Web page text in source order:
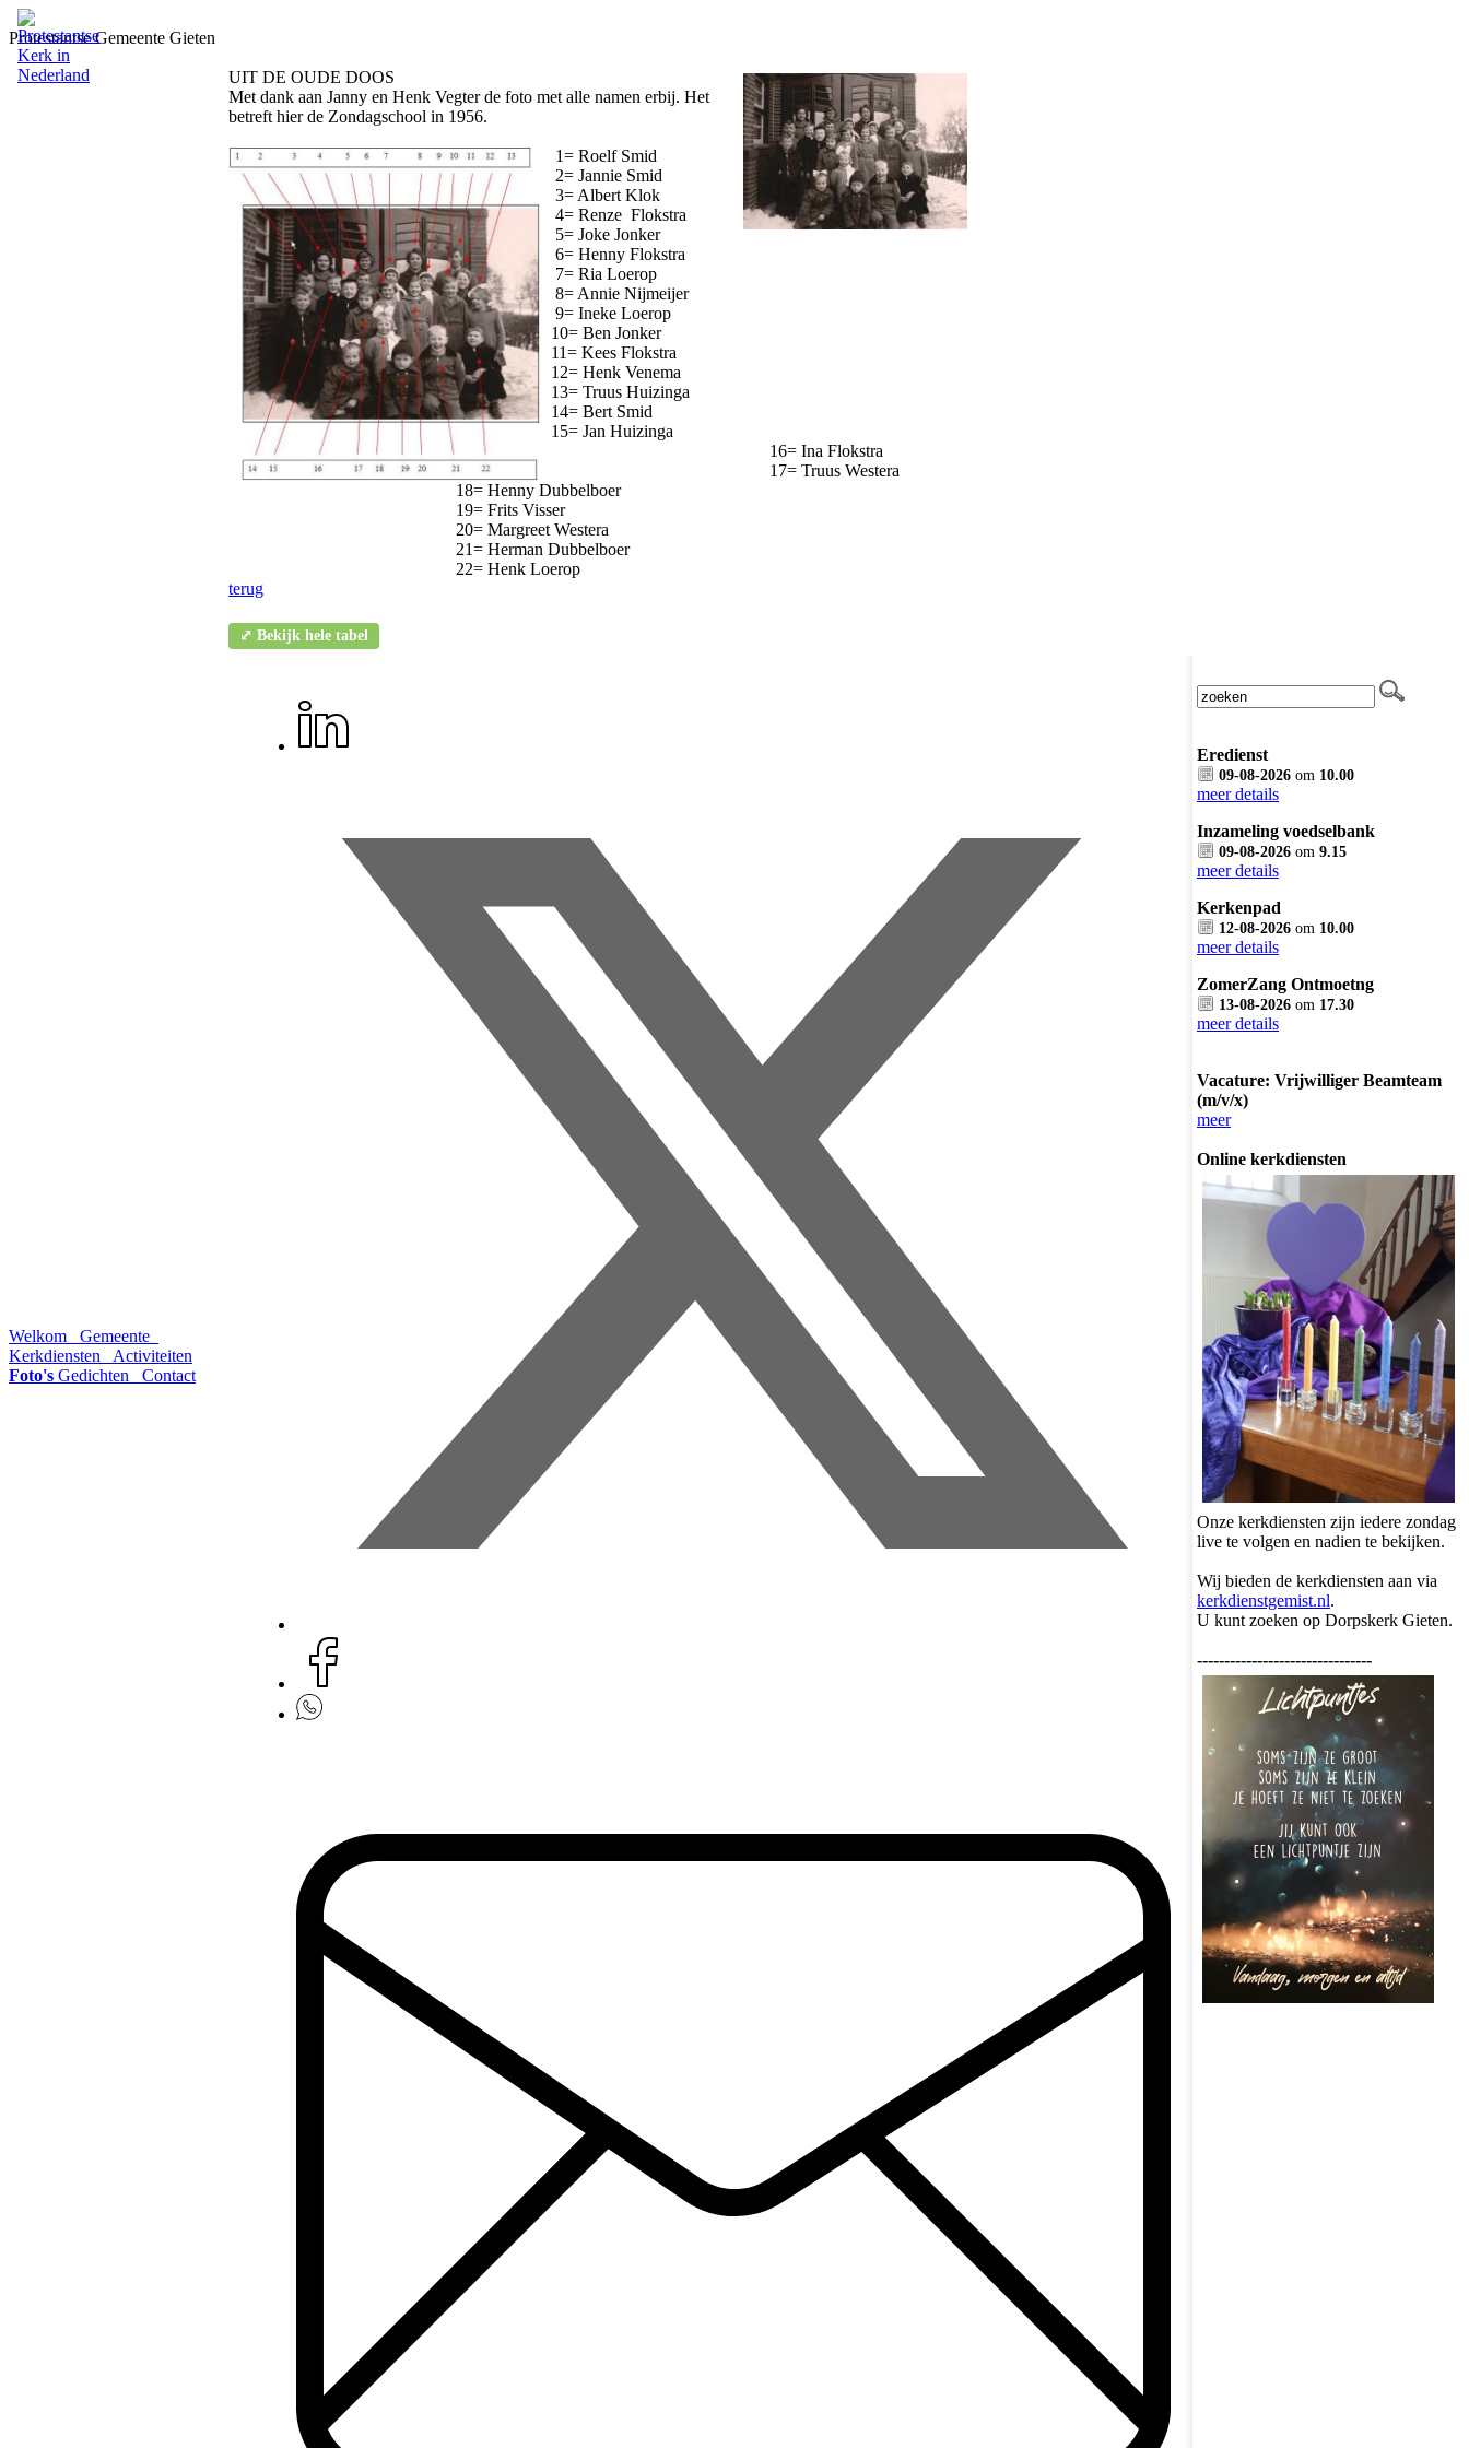
Protestantse Gemeente Gieten
Welkom
Gemeente
Kerkdiensten
Activiteiten
Foto's Gedichten Contact
UIT DE OUDE DOOS
Met dank aan Janny en Henk Vegter de foto met alle namen erbij. Het
betreft hier de Zondagschool in 1956.
1= Roelf Smid
2= Jannie Smid
3= Albert Klok
4= Renze Flokstra
5= Joke Jonker
6= Henny Flokstra
7= Ria Loerop
8= Annie Nijmeijer
9= Ineke Loerop
10= Ben Jonker
11= Kees Flokstra
12= Henk Venema
13= Truus Huizinga
14= Bert Smid
15= Jan Huizinga
16= Ina Flokstra
17= Truus Westera
18= Henny Dubbelboer
19= Frits Visser
20= Margreet Westera
21= Herman Dubbelboer
22= Henk Loerop
terug
⤢ Bekijk hele tabel
Eredienst
09-08-2026 om 10.00
meer details
Inzameling voedselbank
09-08-2026 om 9.15
meer details
Kerkenpad
12-08-2026 om 10.00
meer details
ZomerZang Ontmoetng
13-08-2026 om 17.30
meer details
Vacature: Vrijwilliger Beamteam
(m/v/x)
meer
Online kerkdiensten
Onze kerkdiensten zijn iedere zondag
live te volgen en nadien te bekijken.
Wij bieden de kerkdiensten aan via
kerkdienstgemist.nl.
U kunt zoeken op Dorpskerk Gieten.
--------------------------------